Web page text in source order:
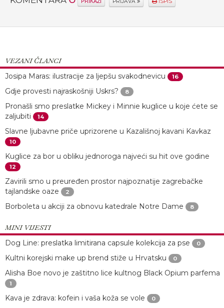
VEZANI ČLANCI
Josipa Maras: ilustracije za ljepšu svakodnevicu
16
Gdje provesti najraskošniji Uskrs? 8
Pronašli smo preslatke Mickey i Minnie kuglice u koje ćete se
zaljubiti
14
Slavne ljubavne priče uprizorene u Kazališnoj kavani Kavkaz
10
Kuglice za bor u obliku jednoroga najveći su hit ove godine
12
Zavirili smo u preuređen prostor najpoznatije zagrebačke
tajlandske oaze
2
Borboleta u akciji za obnovu katedrale Notre Dame 8
MINI VIJESTI
Dog Line: preslatka limitirana capsule kolekcija za pse
0
Kultni korejski make up brend stiže u Hrvatsku 0
Alisha Boe novo je zaštitno lice kultnog Black Opium parfema
1
Kava je zdrava: kofein i vaša koža se vole 0